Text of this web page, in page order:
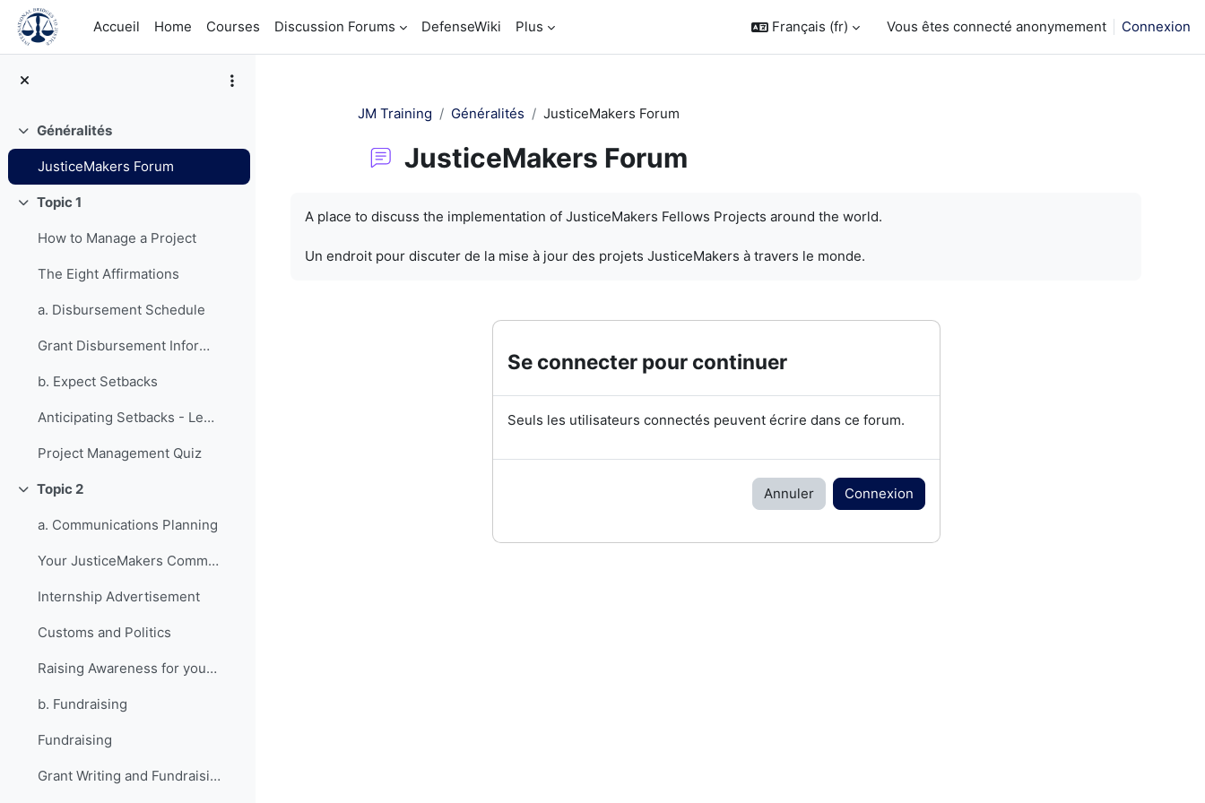
Passer au contenu principal
Accueil
Home Courses Discussion Forums DefenseWiki Plus Français ‎(fr)‎ Vous êtes connecté anonymement Connexion
Replier
Généralités
JusticeMakers Forum
Replier
Topic 1
How to Manage a Project
The Eight Affirmations
a. Disbursement Schedule
Grant Disbursement Information
b. Expect Setbacks
Anticipating Setbacks - Lessons from Previous Fellows
Project Management Quiz
Replier
Topic 2
a. Communications Planning
Your JusticeMakers Communications Intern
Internship Advertisement
Customs and Politics
Raising Awareness for your Project - Lessons from Previous Fellows
b. Fundraising
Fundraising
Grant Writing and Fundraising Guide-sheet
JM Training Généralités JusticeMakers Forum
JusticeMakers Forum
A place to discuss the implementation of JusticeMakers Fellows Projects around the world.
Un endroit pour discuter de la mise à jour des projets JusticeMakers à travers le monde.
Se connecter pour continuer
Seuls les utilisateurs connectés peuvent écrire dans ce forum.
Annuler Connexion